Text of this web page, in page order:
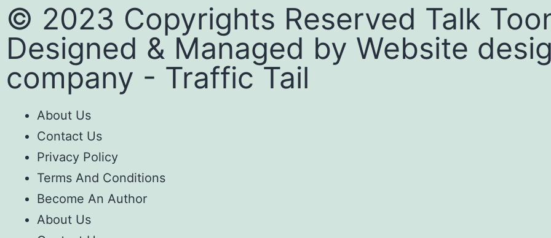
© 2023 Copyrights Reserved Talk
Designed & Managed by Website
company - Traffic Tail
About Us
Contact Us
Privacy Policy
Terms And Conditions
Become An Author
About Us